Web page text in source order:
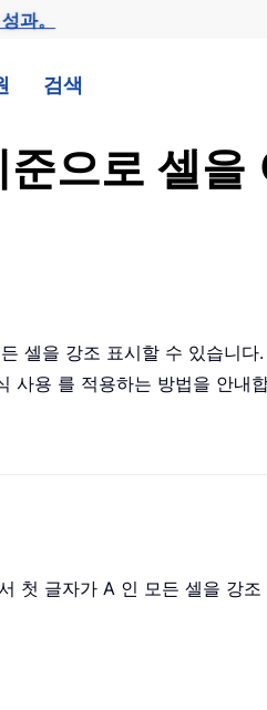
과。
검색
으로 셀을
셀을 강조 표시할 수 있습니
용 를 적용하는 방법을 안내합
글자가 A 인 모든 셀을 강조